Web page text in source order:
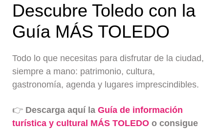
Descubre Toledo con la
Guía MÁS TOLEDO
Todo lo que necesitas para disfrutar de la ciudad,
siempre a mano: patrimonio, cultura,
gastronomía, agenda y lugares imprescindibles.
👉 Descarga aquí laGuía de información
turística y cultural MÁS TOLEDO o consigue